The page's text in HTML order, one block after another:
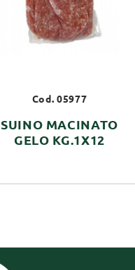
Cod. 05977
SUINO MACINATO
GELO KG.1X12